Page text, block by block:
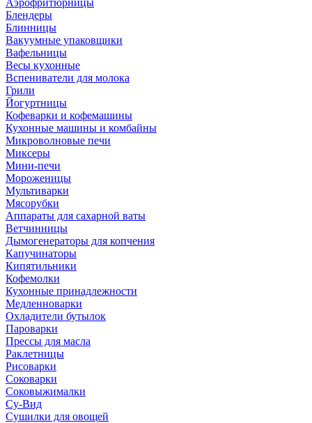
Аэрофритюрницы
Блендеры
Блинницы
Вакуумные упаковщики
Вафельницы
Весы кухонные
Вспениватели для молока
Грили
Йогуртницы
Кофеварки и кофемашины
Кухонные машины и комбайны
Микроволновые печи
Миксеры
Мини-печи
Мороженицы
Мультиварки
Мясорубки
Аппараты для сахарной ваты
Ветчинницы
Дымогенераторы для копчения
Капучинаторы
Кипятильники
Кофемолки
Кухонные принадлежности
Медленноварки
Охладители бутылок
Пароварки
Прессы для масла
Раклетницы
Рисоварки
Соковарки
Соковыжималки
Су-Вид
Сушилки для овощей